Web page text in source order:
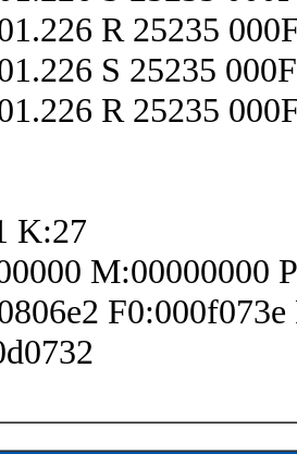
R 25235
S 25235
R 25235
K:27
M:00000000